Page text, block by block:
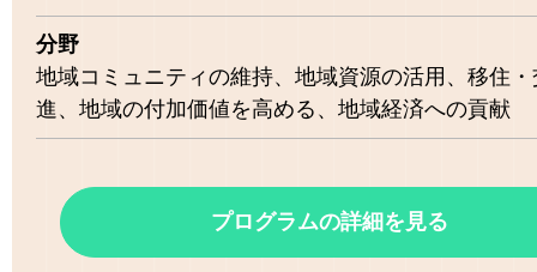
分野
地域コミュニティの維持
地域資源の活用
移住
進
地域の付加価値を高める 地域経済への貢献
プログラムの詳細を見る